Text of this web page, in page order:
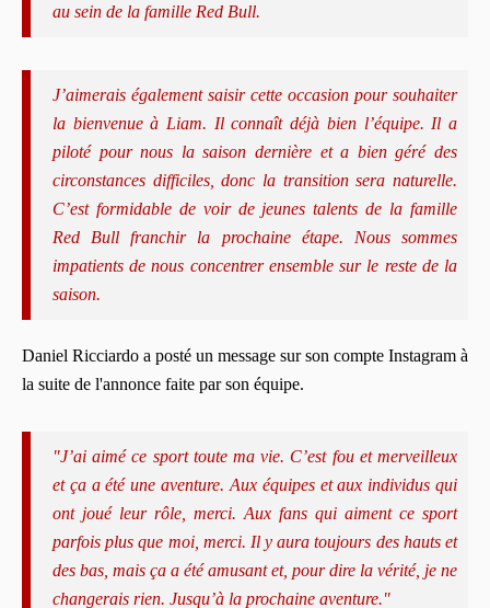
au sein de la famille Red Bull.
J’aimerais également saisir cette occasion pour souhaiter
la bienvenue à Liam. Il connaît déjà bien l’équipe. Il a
piloté pour nous la saison dernière et a bien géré des
circonstances difficiles, donc la transition sera naturelle.
C’est formidable de voir de jeunes talents de la famille
Red Bull franchir la prochaine étape. Nous sommes
impatients de nous concentrer ensemble sur le reste de la
saison.
Daniel Ricciardo a posté un message sur son compte Instagram à
la suite de l'annonce faite par son équipe.
"J’ai aimé ce sport toute ma vie. C’est fou et merveilleux
et ça a été une aventure. Aux équipes et aux individus qui
ont joué leur rôle, merci. Aux fans qui aiment ce sport
parfois plus que moi, merci. Il y aura toujours des hauts et
des bas, mais ça a été amusant et, pour dire la vérité, je ne
changerais rien. Jusqu’à la prochaine aventure."